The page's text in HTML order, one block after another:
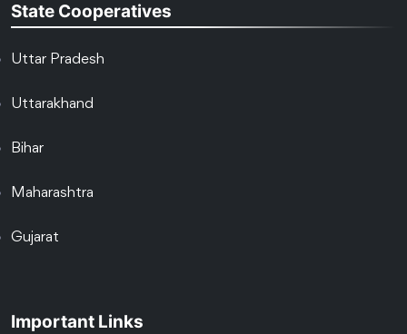
State Cooperatives
Uttar Pradesh
Uttarakhand
Bihar
Maharashtra
Gujarat
Important Links